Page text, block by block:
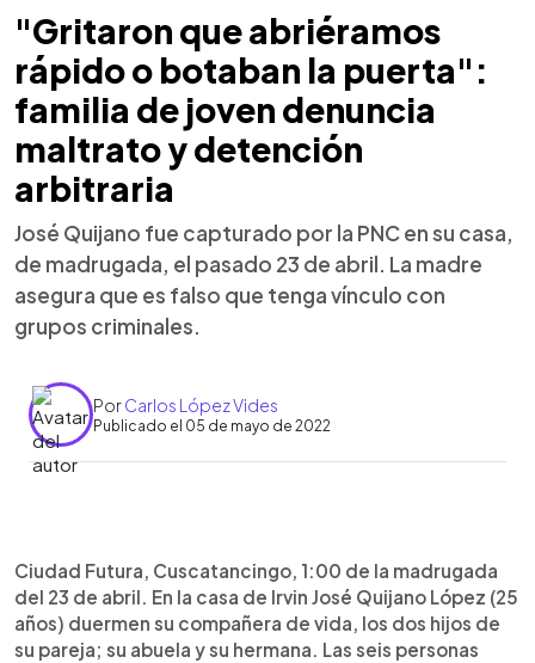
"Gritaron que abriéramos
rápido o botaban la puerta":
familia de joven denuncia
maltrato y detención
arbitraria
José Quijano fue capturado por la PNC en su casa,
de madrugada, el pasado 23 de abril. La madre
asegura que es falso que tenga vínculo con
grupos criminales.
PorCarlos López Vides
Publicado el 05 de mayo de 2022
► Escuchar artículo
Ciudad Futura, Cuscatancingo, 1:00 de la madrugada
del 23 de abril. En la casa de Irvin José Quijano López (25
años) duermen su compañera de vida, los dos hijos de
su pareja; su abuela y su hermana. Las seis personas